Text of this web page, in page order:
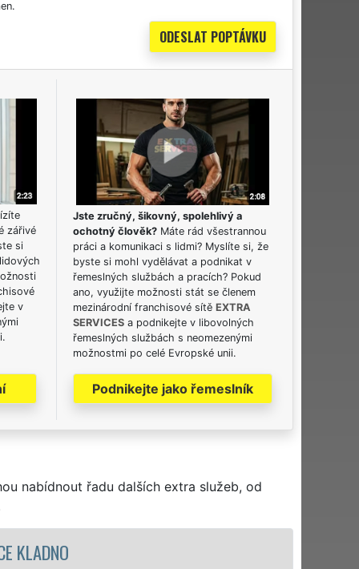
zářivé
si
v
Jste zručný, šikovný, spolehlivý a
ochotný člověk? Máte rád všestrannou
práci a komunikaci s lidmi? Myslíte si, že
byste si mohl vydělávat a podnikat v
řemeslných službách a pracích? Pokud
ano, využijte možnosti stát se členem
mezinárodní franchisové sítě EXTRA
SERVICES a podnikejte v libovolných
řemeslných službách s neomezenými
možnostmi po celé Evropské unii.
Podnikejte jako řemeslník
nabídnout řadu dalších extra služeb, od